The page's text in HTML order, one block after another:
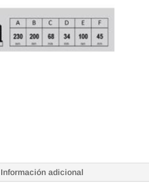
Información adicional